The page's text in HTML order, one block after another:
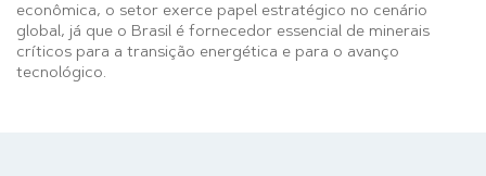
econômica, o setor exerce papel estratégico no cenário
global, já que o Brasil é fornecedor essencial de minerais
críticos para a transição energética e para o avanço
tecnológico.